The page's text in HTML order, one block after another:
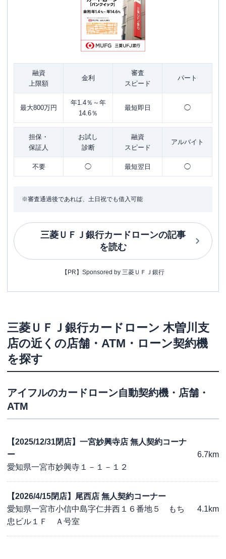
融資
上限額
金利
審査
スピード
パート
最大800万円
年1.4％～年
14.6％
最短即日 ◯
担保・
保証人
お試し
診断
融資
スピード
アルバイト
不要 ◯ 最短翌日 ◯
※審査通過後であれば、土日祝でも借入可能
三菱ＵＦＪ銀行カードローンの記事
を読む
【PR】Sponsored by 三菱ＵＦＪ銀行
三菱ＵＦＪ銀行カードローン 木曽川支
店の近くの店舗・ATM・ローン契約機
を探す
アイフルのカードローン自動契約機・店舗・
ATM
【2025/12/31閉店】一宮妙興寺店 無人契約コーナ
ー
愛知県一宮市妙興寺１－１－１２
6.7km
【2026/4/15閉店】尾西店 無人契約コーナー
愛知県一宮市小信中島字仁井西１６番地５ もち
忠ビル１Ｆ Ａ号室
4.1km